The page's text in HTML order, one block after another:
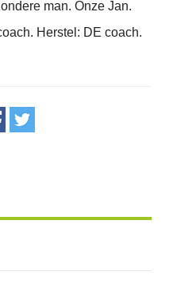
man. Onze Jan.
Herstel: DE coach.